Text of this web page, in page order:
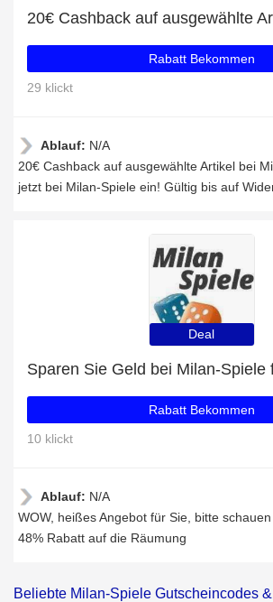
Rabatt Bekommen
29 klickt
Ablauf: N/A
20€ Cashback auf ausgewählte Artikel bei
jetzt bei Milan-Spiele ein! Gültig bis auf
Deal
Rabatt Bekommen
10 klickt
Ablauf: N/A
WOW, heißes Angebot für Sie, bitte
48% Rabatt auf die Räumung
Beliebte Milan-Spiele Gutscheincodes